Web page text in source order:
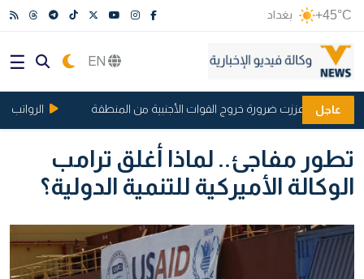
+45°C بغداد
عاجلعززت ضرورة خروج القوات الأجنبية من المنطقة الرواتب
تطور مفاجئ.. لماذا أغلق ترامب
الوكالة الأميركية للتنمية الدولية؟